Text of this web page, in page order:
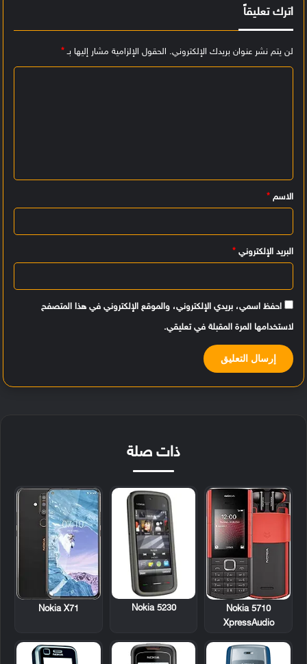
اترك تعليقاً
لن يتم نشر عنوان بريدك الإلكتروني. الحقول الإلزامية مشار إليها بـ*
ي
ق
الاسم *
البريد الإلكتروني *
احفظ اسمي، بريدي الإلكتروني، والموقع الإلكتروني في هذا المتصفح
لاستخدامها المرة المقبلة في تعليقي.
ذات صلة
Nokia 5710
XpressAudio
Nokia 5230
Nokia X71